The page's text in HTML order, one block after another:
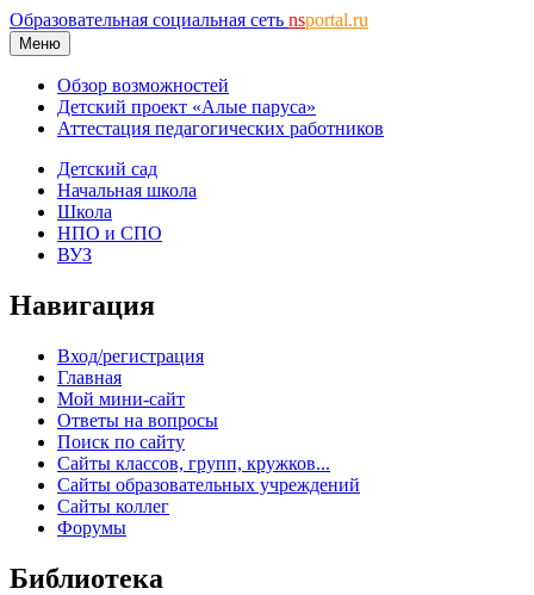
Образовательная социальная сеть nsportal.ru
Меню
Обзор возможностей
Детский проект «Алые паруса»
Аттестация педагогических работников
Детский сад
Начальная школа
Школа
НПО и СПО
ВУЗ
Навигация
Вход/регистрация
Главная
Мой мини-сайт
Ответы на вопросы
Поиск по сайту
Сайты классов, групп, кружков...
Сайты образовательных учреждений
Сайты коллег
Форумы
Библиотека